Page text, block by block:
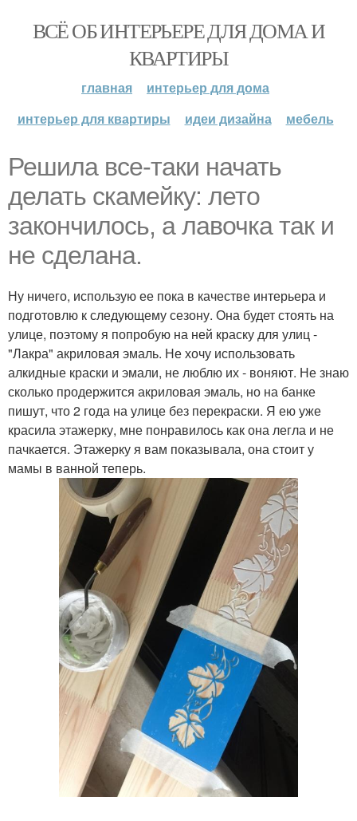
ВСЁ ОБ ИНТЕРЬЕРЕ ДЛЯ ДОМА И
КВАРТИРЫ
главная
интерьер для дома
интерьер для квартиры
идеи дизайна мебель
Решила все-таки начать
делать скамейку: лето
закончилось, а лавочка так и
не сделана.
Ну ничего, использую ее пока в качестве интерьера и
подготовлю к следующему сезону. Она будет стоять на
улице, поэтому я попробую на ней краску для улиц -
"Лакра" акриловая эмаль. Не хочу использовать
алкидные краски и эмали, не люблю их - воняют. Не знаю
сколько продержится акриловая эмаль, но на банке
пишут, что 2 года на улице без перекраски. Я ею уже
красила этажерку, мне понравилось как она легла и не
пачкается. Этажерку я вам показывала, она стоит у
мамы в ванной теперь.